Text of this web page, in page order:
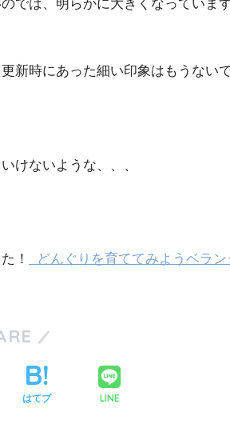
では、明らかに大きくなっています
新時にあった細い印象はもうないで
けないような、、、
！
どんぐりを育ててみようベラ
はてブ LINE